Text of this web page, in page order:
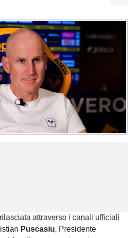
attraverso i canali ufficiali
Puscasiu, Presidente